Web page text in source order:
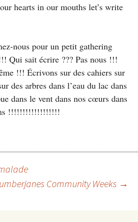
hearts in our mouths let’s write
nous pour un petit gathering
Qui sait écrire ??? Pas nous !!!
!!! Écrivons sur des cahiers sur
des arbres dans l’eau du lac dans
dans le vent dans nos cœurs dans
!!!!!!!!!!!!!!!!!!
Community Weeks →